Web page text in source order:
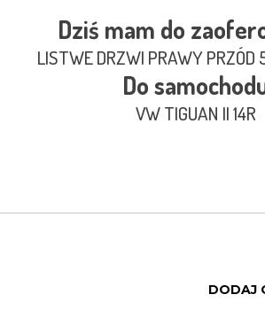
Dziś mam do
LISTWE DRZWI PRAWY
Do
VW TIGUAN II 14R
DODAJ